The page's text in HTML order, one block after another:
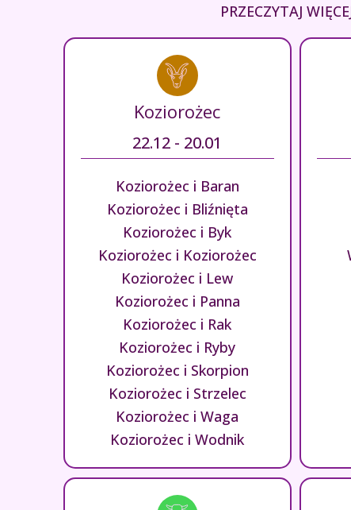
PRZECZYTAJ
Koziorożec
22.12 - 20.01
Koziorożec i Baran
Koziorożec i Bliźnięta
Koziorożec i Byk
Koziorożec i Koziorożec
Koziorożec i Lew
Koziorożec i Panna
Koziorożec i Rak
Koziorożec i Ryby
Koziorożec i Skorpion
Koziorożec i Strzelec
Koziorożec i Waga
Koziorożec i Wodnik